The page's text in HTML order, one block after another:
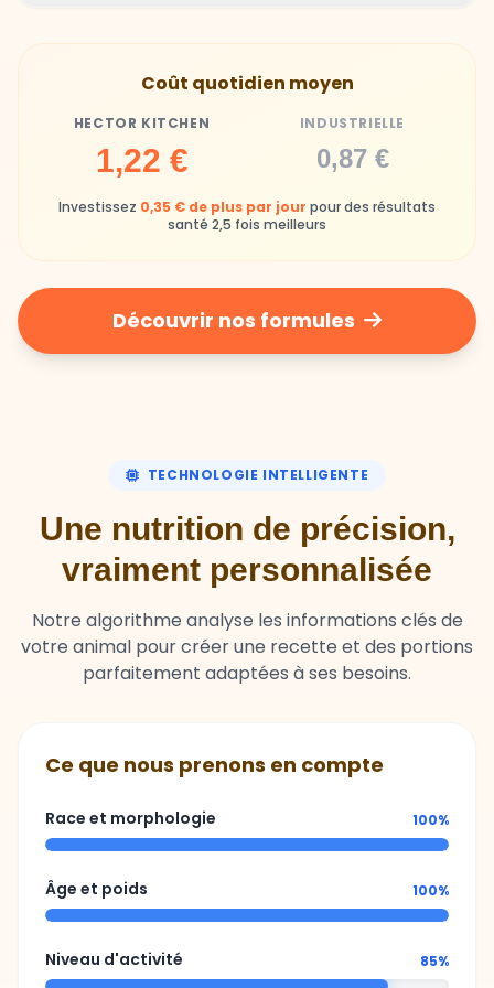
Industrielle
chimiques
Industrielle
Repas souvent boudés ou mangés sans plaisir
Coût quotidien moyen
HECTOR KITCHEN
1,22 €
INDUSTRIELLE
0,87 €
Investissez 0,35 € de plus par jour pour des résultats
santé 2,5 fois meilleurs
Découvrir nos formules
TECHNOLOGIE INTELLIGENTE
Une nutrition de précision,
vraiment personnalisée
Notre algorithme analyse les informations clés de
votre animal pour créer une recette et des portions
parfaitement adaptées à ses besoins.
Ce que nous prenons en compte
Race et morphologie 100%
Âge et poids 100%
Niveau d'activité 85%